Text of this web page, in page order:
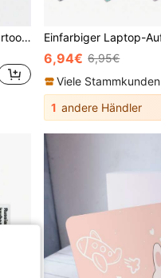
1 Set Laptop-Aufkleber mit Cartoon Bär Muster, PVC Universal
6,94€ 6,95€
Viele Stammkunden
1 andere Händler